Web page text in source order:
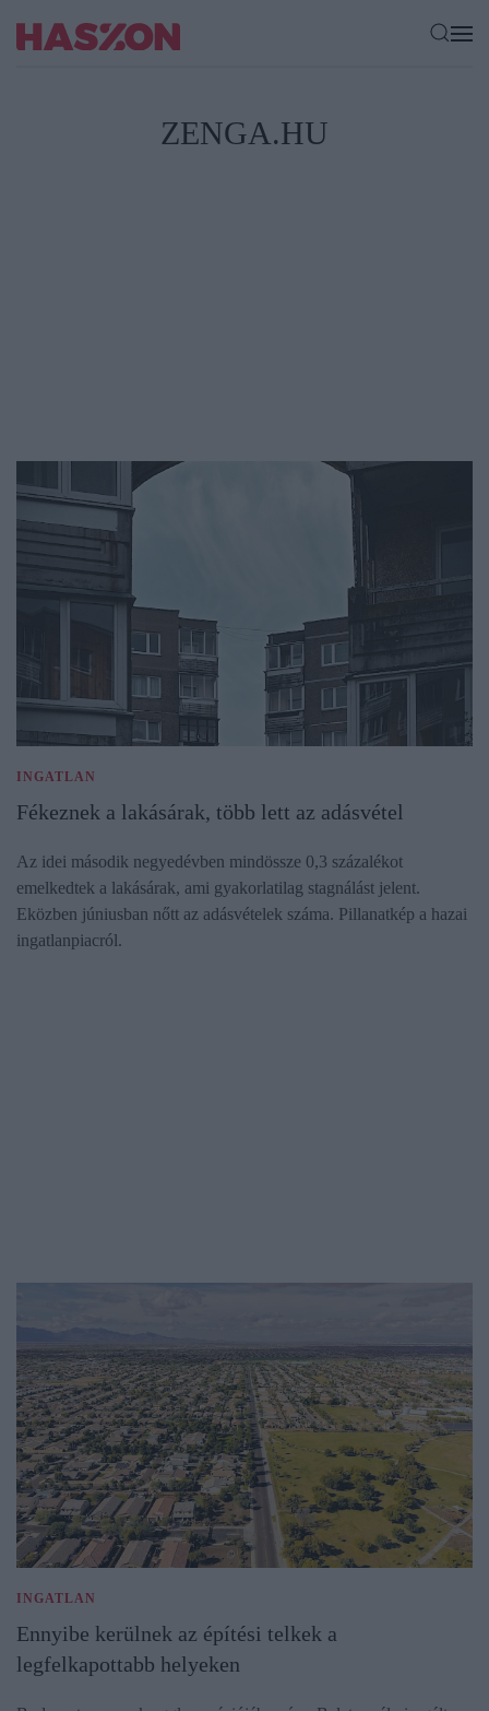
ZENGA.HU
INGATLAN
Fékeznek a lakásárak, több lett az adásvétel
Az idei második negyedévben mindössze 0,3 százalékot
emelkedtek a lakásárak, ami gyakorlatilag stagnálást jelent.
Eközben júniusban nőtt az adásvételek száma. Pillanatkép a hazai
ingatlanpiacról.
INGATLAN
Ennyibe kerülnek az építési telkek a
legfelkapottabb helyeken